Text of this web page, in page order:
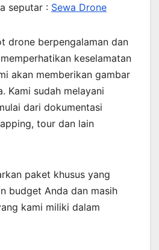
seputar : Sewa Drone
drone berpengalaman dan
keselamatan
akan memberikan gambar
Kami sudah melayani
dari dokumentasi
tour dan lain
paket khusus yang
budget Anda dan masih
kami miliki dalam